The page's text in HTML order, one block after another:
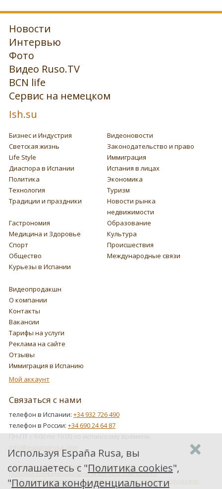
Новости
Интервью
Фото
Видео Ruso.TV
BCN life
Сервис на немецком
Ish.su
Бизнес и Индустрия
Видеоновости
Светская жизнь
Законодательство и право
Life Style
Иммиграция
Диаспора в Испании
Испания в лицах
Политика
Экономика
Технология
Туризм
Традиции и праздники
Новости рынка
недвижимости
Гастрономия
Образование
Медицина и Здоровье
Культура
Спорт
Происшествия
Общество
Международные связи
Курьезы в Испании
Видеопродакшн
О компании
Контакты
Вакансии
Тарифы на услуги
Реклама на сайте
Отзывы
Иммиграция в Испанию
Мой аккаунт
Связаться с нами
телефон в Испании: +34 932 726 490
телефон в России: +34 690 24 64 87
ПН-ПТ с 9:00 по 19:00 по испанскому времени.
info@espanarusa.com
Соглашение пользователя
Политика cookies
Политика конфиденциальности для пользователей ЕС
Как Google обрабатывает информацию о пользователях, получаемую
Используя España Rusa, вы
соглашаетесь с "Политика cookies",
"Политика конфиденциальности